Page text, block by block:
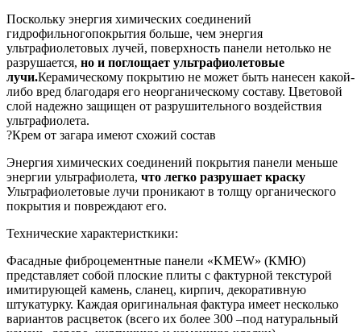
Поскольку энергия химических соединений
гидрофильногопокрытия больше, чем энергия
ультрафиолетовых лучей, поверхность панели нетолько не
разрушается, но и поглощает ультрафиолетовые
лучи.Керамическому покрытию не может быть нанесен какой-
либо вред благодаря его неорганическому составу. Цветовой
слой надежно защищен от разрушительного воздействия
ультрафиолета.
?Крем от загара имеют схожий состав
Энергия химических соединений покрытия панели меньше
энергии ультрафиолета, что легко разрушает краску
Ультрафиолетовые лучи проникают в толщу органического
покрытия и повреждают его.
Технические характеристкики:
Фасадные фиброцементные панели «KMEW» (КМЮ)
представляет собой плоские плиты с фактурной текстурой
имитирующей камень, сланец, кирпич, декоративную
штукатурку. Каждая оригинальная фактура имеет несколько
вариантов расцветок (всего их более 300 –под натуральный